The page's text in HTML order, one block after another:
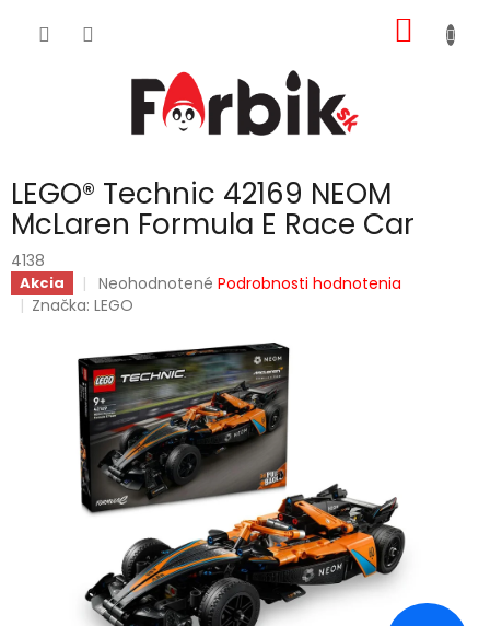
KOŠÍK
LEGO® Technic 42169 NEOM
McLaren Formula E Race Car
4138
Akcia
Priemerné
hodnotenie
0,0
z
5
hviezdičiek.
Neohodnotené Podrobnosti hodnotenia
Značka:LEGO